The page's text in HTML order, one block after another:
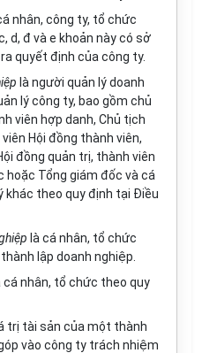
nhân, công ty, tổ chức
d, đ và e khoản này có sở
quyết định của công ty.
là người quản lý doanh
lý công ty, bao gồm chủ
viên hợp danh, Chủ tịch
Hội đồng thành viên,
đồng quản trị, thành viên
hoặc Tổng giám đốc và cá
khác theo quy định tại Điều
là cá nhân, tổ chức
lập doanh nghiệp.
nhân, tổ chức theo quy
trị tài sản của một thành
vào công ty trách nhiệm